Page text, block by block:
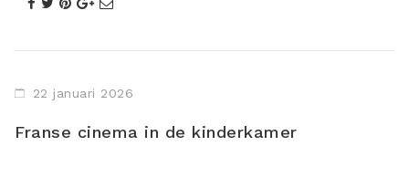
22 januari 2026
Franse cinema in de kinderkamer